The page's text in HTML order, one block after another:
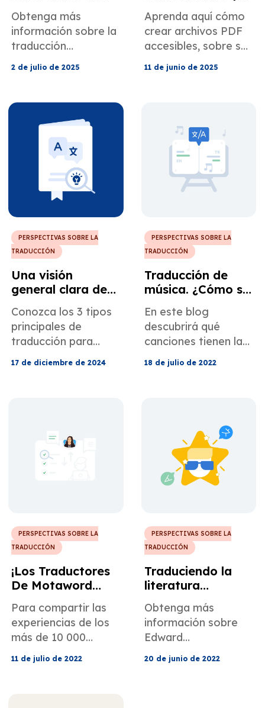
obtener una
traducción
certificada para el
USCIS
Obtenga más
información sobre la
traducción
traducción
los requisitos más
importantes en los
casos de USCIS en
el extranjero.
2 de julio de 2025
Aprenda aquí cómo
crear archivos PDF
accesibles, sobre su
convertir archivos
11 de junio de 2025
PERSPECTIVAS SOBRE LA
TRADUCCIÓN
Una visión
general clara de
los 3 tipos
principales de
traducción
Conozca los 3 tipos
principales de
traducción para
elegir la que mejor
17 de diciembre de 2024
PERSPECTIVAS SOBRE LA
TRADUCCIÓN
Traducción de
música. ¿Cómo se
traducen las
canciones?
En este blog
descubrirá qué
canciones tienen las
traducciones más
populares. Seguro
divertida lista.
18 de julio de 2022
PERSPECTIVAS SOBRE LA
TRADUCCIÓN
¡Los Traductores
De Motaword
Responden A Tus
Preguntas!
Para compartir las
experiencias de los
más de 10 000
capacitados y
11 de julio de 2022
PERSPECTIVAS SOBRE LA
TRADUCCIÓN
Traduciendo la
literatura
moderna al
máximo: Edward
George
Seidensticker
Obtenga más
información sobre
Edward
destacado
20 de junio de 2022